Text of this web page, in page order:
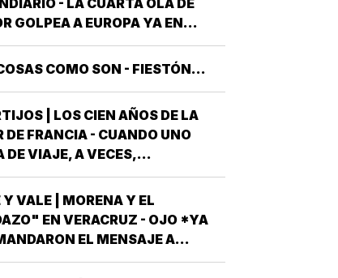
UNIVERSIDAD POPULAR
GOLPEA A EUROPA YA EN
CANÍCULA Y TODO PINTA A
2026 SE UBICARÁ COMO EL
EN PRIMAVERA ROMPIÓ
LOS…
COMO SON - FIESTÓN...
| LOS CIEN AÑOS DE LA
DE FRANCIA - CUANDO UNO
DE VIAJE, A VECES,
OCURREN
QUE NO LLEVABAS PLANEADA
OCURRIDO ALGUNAS
*AHORA REMEMORO
Y VALE | MORENA Y EL
EN VERACRUZ - OJO *YA
EL MENSAJE A
AQUELLOS PERSONAJES QUE